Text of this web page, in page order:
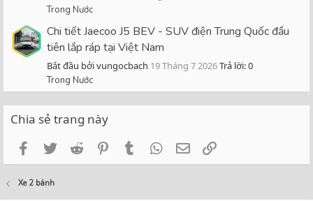
Trong Nước
Chi tiết Jaecoo J5 BEV - SUV điện Trung Quốc đầu
tiên lắp ráp tại Việt Nam
Bắt đầu bởi vungocbach 19 Tháng 7 2026Trả lời: 0
Trong Nước
Chia sẻ trang này
FacebookTwitterReddit PinterestTumblrWhatsApp
Email
Xe 2 bánh